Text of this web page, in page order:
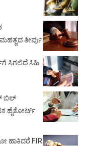
ತೀರ್ಪು
ಸಿಗಲಿದೆ ಸಿಹಿ
ಬಿಲ್
ಹೈಕೋರ್ಟ್
ಹಾಕಿದರೆ FIR